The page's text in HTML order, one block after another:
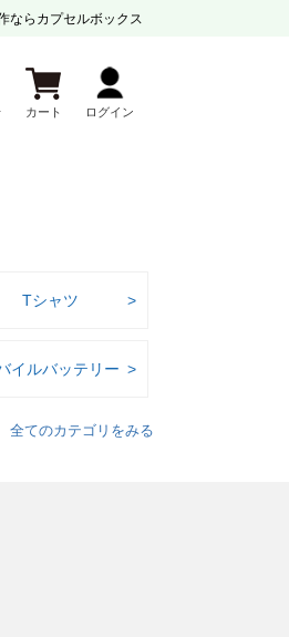
ならカプセルボックス
カート ログイン
Tシャツ
イルバッテリー
全てのカテゴリをみる